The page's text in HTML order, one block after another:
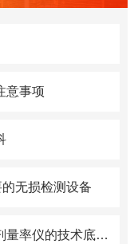
意事项
无损检测设备
核辐射监测专家：伽瑞科技中子剂量率仪的技术底蕴与市场口碑验证